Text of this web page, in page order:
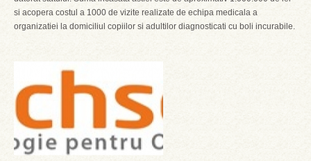
si acopera costul a 1000 de vizite realizate de echipa medicala a
organizatiei la domiciliul copiilor si adultilor diagnosticati cu boli incurabile.